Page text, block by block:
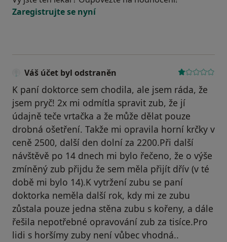
Zaregistrujte se nyní
Váš účet byl odstraněn
K paní doktorce sem chodila, ale jsem ráda, že
jsem pryč! 2x mi odmítla spravit zub, že jí
údajně teče vrtačka a že může dělat pouze
drobná ošetření. Takže mi opravila horní krčky v
ceně 2500, další den dolní za 2200.Při další
návštěvě po 14 dnech mi bylo řečeno, že o výše
zmíněný zub přijdu že sem měla přijít dřív (v té
době mi bylo 14).K vytržení zubu se paní
doktorka neměla další rok, kdy mi ze zubu
zůstala pouze jedna stěna zubu s kořeny, a dále
řešila nepotřebné opravování zub za tisíce.Pro
lidi s horšímy zuby není vůbec vhodná..